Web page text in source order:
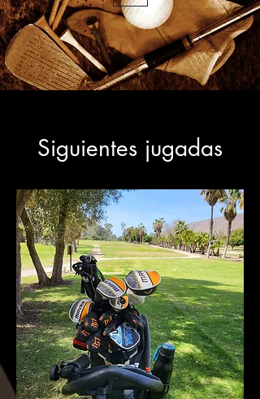
Siguientes jugadas